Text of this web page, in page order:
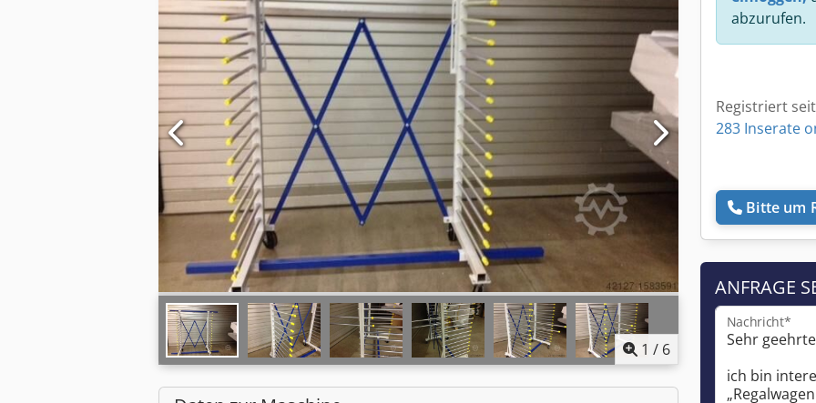
1 / 6
abzurufen.
Registriert
283 Inserate
Bitte um
ANFRAGE
Nachricht*